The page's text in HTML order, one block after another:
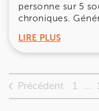
personne sur 5
chroniques.
LIRE PLUS
Précédent 1 …